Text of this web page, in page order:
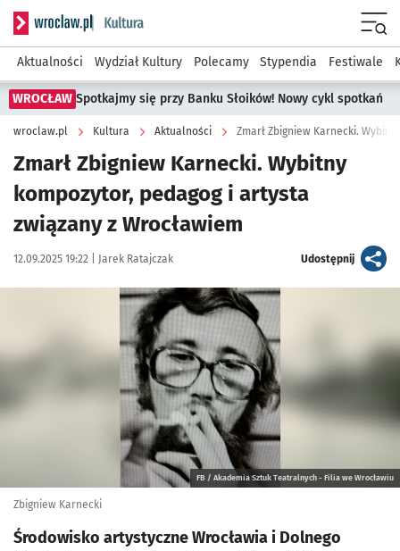
Serwis informacyjny wroclaw.pl podserwis: Kultura
Aktualności Wydział Kultury Polecamy Stypendia Festiwale
WROCŁAW Spotkajmy się przy Banku Słoików! Nowy cykl spotkań
wroclaw.pl Kultura Aktualności Zmarł Zbigniew Karnecki.
Zmarł Zbigniew Karnecki. Wybitny
kompozytor, pedagog i artysta
związany z Wrocławiem
Data publikacji:
12.09.2025 19:22 | Autor:
Jarek Ratajczak Udostępnijartykuł
Kliknij, aby powiększyć
FB / Akademia Sztuk Teatralnych - Filia we Wrocławiu
Zbigniew Karnecki
Środowisko artystyczne Wrocławia i Dolnego